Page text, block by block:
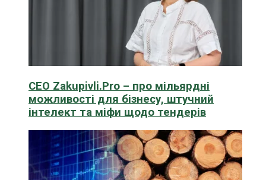
CEO Zakupivli.Pro – про мільярдні
можливості для бізнесу, штучний
інтелект та міфи щодо тендерів